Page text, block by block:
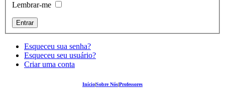
Lembrar-me
Esqueceu sua senha?
Esqueceu seu usuário?
Criar uma conta
Início|Sobre Nós|Professores